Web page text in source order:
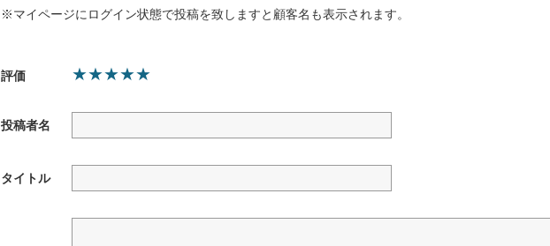
※マイページにログイン状態で投稿を致しますと顧客名も表示されます。
評価 ★★★★★
投稿者名
タイトル